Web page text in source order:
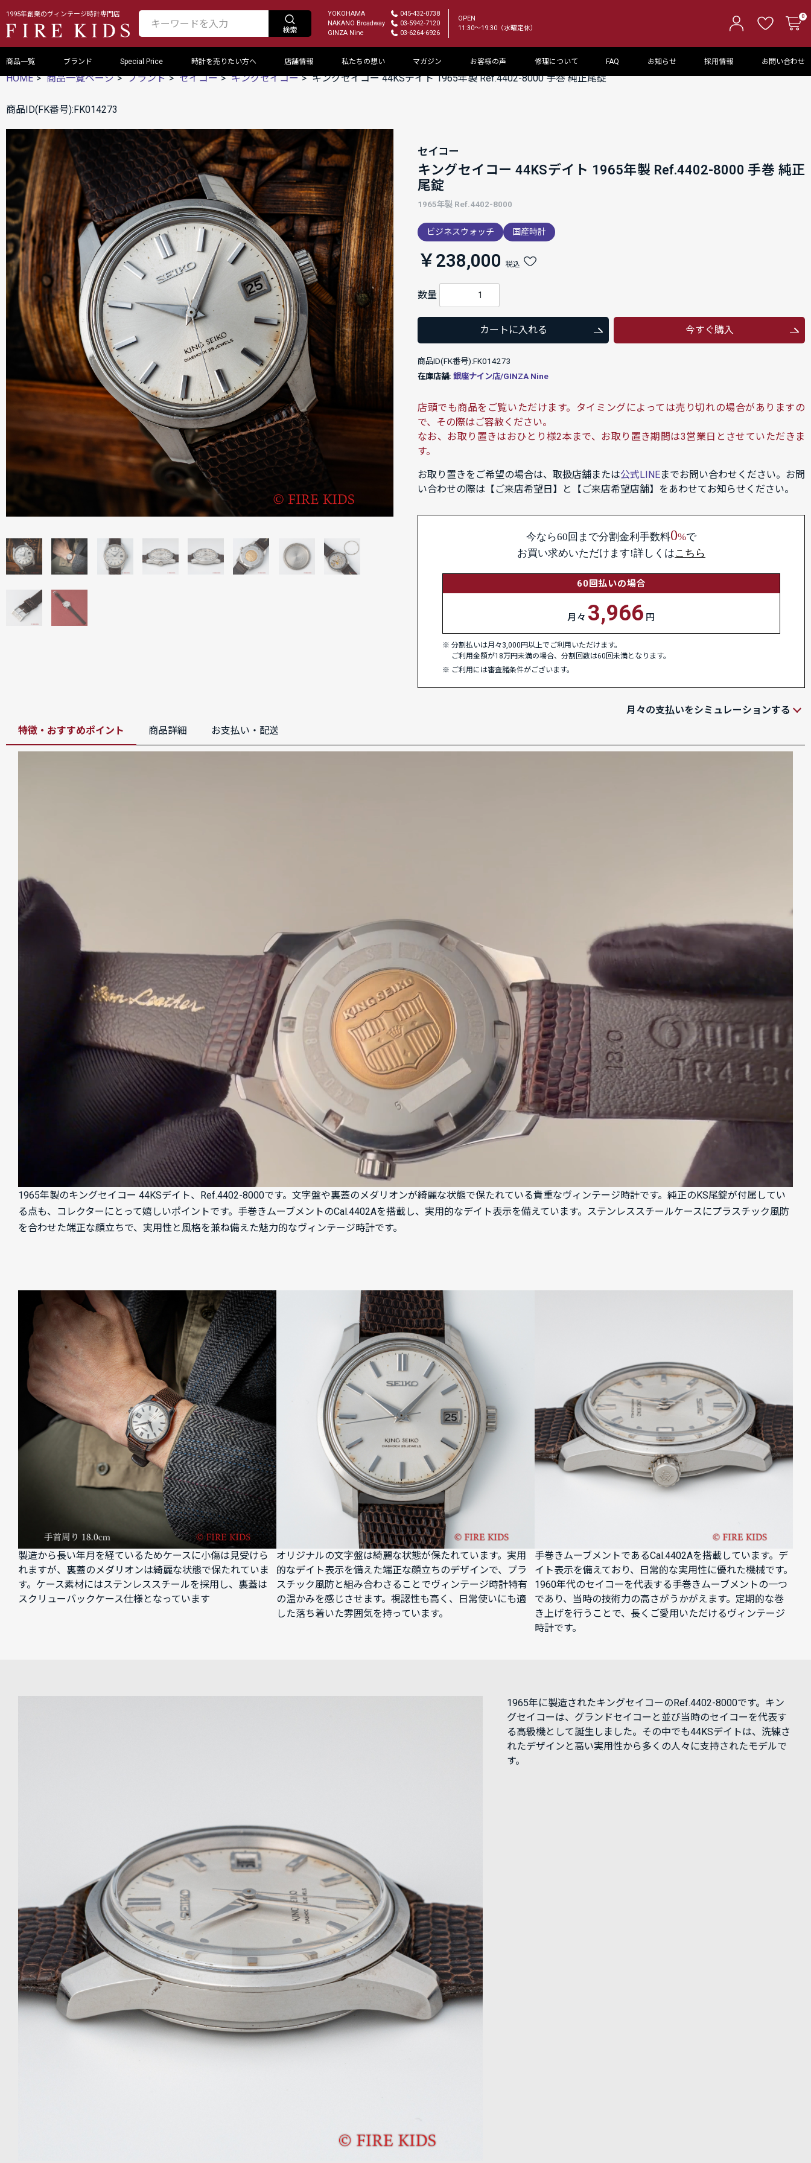
1995年創業のヴィンテージ時計専門店 YOKOHAMA
045-432-0738
NAKANO Broadway
03-5942-7120
GINZA Nine
03-6264-6926
OPEN
11:30～19:30（水曜定休）
0
商品一覧 ブランド Special Price 時計を売りたい方へ 店舗情報 私たちの想い マガジン お客様の声 修理について FAQ お知らせ 採用情報 お問い合わせ
HOME 商品一覧ページ ブランド セイコー キングセイコー キングセイコー 44KSデイト 1965年製 Ref.4402-8000 手巻 純正尾錠
商品ID(FK番号):FK014273
セイコー
キングセイコー 44KSデイト 1965年製 Ref.4402-8000 手巻 純正
尾錠
1965年製 Ref.4402-8000
ビジネスウォッチ 国産時計
￥238,000 税込
数量
カートに入れる 今すぐ購入
商品ID(FK番号):FK014273
在庫店舗: 銀座ナイン店/GINZA Nine
店頭でも商品をご覧いただけます。タイミングによっては売り切れの場合がありますの
で、その際はご容赦ください。
なお、お取り置きはおひとり様2本まで、お取り置き期間は3営業日とさせていただきま
す。
お取り置きをご希望の場合は、取扱店舗または公式LINEまでお問い合わせください。お問
い合わせの際は【ご来店希望日】と【ご来店希望店舗】をあわせてお知らせください。
今なら60回まで分割金利手数料0%で
お買い求めいただけます!詳しくはこちら
60回払いの場合
月々 3,966 円
分割払いは月々3,000円以上でご利用いただけます。
ご利用金額が18万円未満の場合、分割回数は60回未満となります。
ご利用には審査諸条件がございます。
月々の支払いをシミュレーションする
特徴・おすすめポイント
商品詳細 お支払い・配送
1965年製のキングセイコー 44KSデイト、Ref.4402-8000です。文字盤や裏蓋のメダリオンが綺麗な状態で保たれている貴重なヴィンテージ時計です。純正のKS尾錠が付属してい
る点も、コレクターにとって嬉しいポイントです。手巻きムーブメントのCal.4402Aを搭載し、実用的なデイト表示を備えています。ステンレススチールケースにプラスチック風防
を合わせた端正な顔立ちで、実用性と風格を兼ね備えた魅力的なヴィンテージ時計です。
製造から長い年月を経ているためケースに小傷は見受けら
れますが、裏蓋のメダリオンは綺麗な状態で保たれていま
す。ケース素材にはステンレススチールを採用し、裏蓋は
スクリューバックケース仕様となっています
オリジナルの文字盤は綺麗な状態が保たれています。実用
的なデイト表示を備えた端正な顔立ちのデザインで、プラ
スチック風防と組み合わさることでヴィンテージ時計特有
の温かみを感じさせます。視認性も高く、日常使いにも適
した落ち着いた雰囲気を持っています。
手巻きムーブメントであるCal.4402Aを搭載しています。デ
イト表示を備えており、日常的な実用性に優れた機械です。
1960年代のセイコーを代表する手巻きムーブメントの一つ
であり、当時の技術力の高さがうかがえます。定期的な巻
き上げを行うことで、長くご愛用いただけるヴィンテージ
時計です。
1965年に製造されたキングセイコーのRef.4402-8000です。キン
グセイコーは、グランドセイコーと並び当時のセイコーを代表す
る高級機として誕生しました。その中でも44KSデイトは、洗練さ
れたデザインと高い実用性から多くの人々に支持されたモデルで
す。